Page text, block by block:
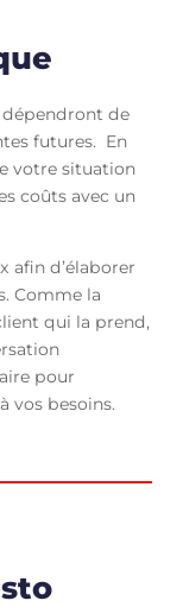
dépendront de
futures. En
votre situation
coûts avec un
afin d’élaborer
Comme la
qui la prend,
pour
vos besoins.